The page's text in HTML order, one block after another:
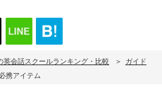
英会話スクールランキング・比較
ガイド
携アイテム